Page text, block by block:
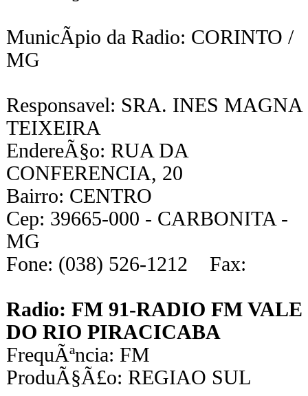
MunicÃ­pio da Radio: CORINTO /
MG
Responsavel: SRA. INES MAGNA
TEIXEIRA
EndereÃ§o: RUA DA
CONFERENCIA, 20
Bairro: CENTRO
Cep: 39665-000 - CARBONITA -
MG
Fone: (038) 526-1212 Fax:
Radio: FM 91-RADIO FM VALE
DO RIO PIRACICABA
FrequÃªncia: FM
ProduÃ§Ã£o: REGIAO SUL